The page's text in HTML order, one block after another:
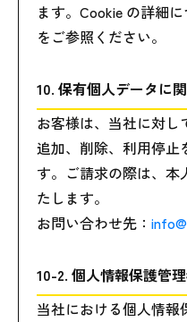
ます。Cookie の詳細
をご参照ください。
10. 保有個人データに
お客様は、当社に対し
追加、削除、利用停止
す。ご請求の際は、本
たします。
お問い合わせ先：
10-2. 個人情報保護管
当社における個人情報